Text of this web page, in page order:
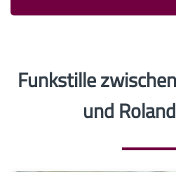
Funkstille
und